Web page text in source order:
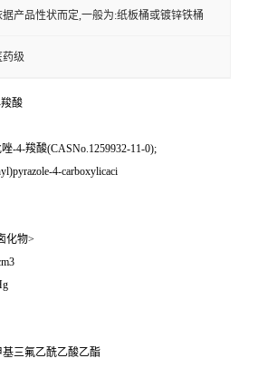
据产品性状而定,一般为:纸板桶或镀锌铁桶
药级
酸
-4-羧酸(CASNo.1259932-11-0);
4-carboxylicaci
化物>
基三氟乙酰乙酸乙酯